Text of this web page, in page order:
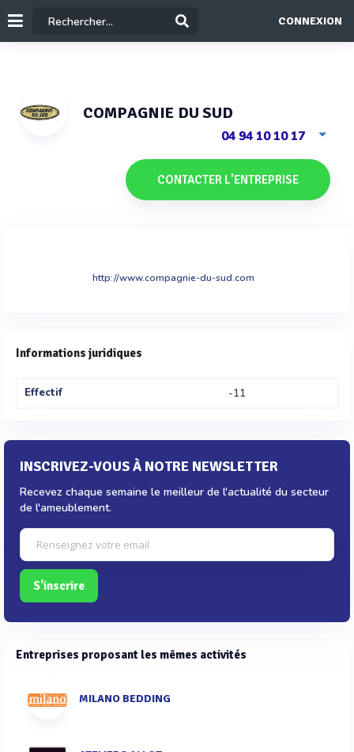
CONNEXION
COMPAGNIE DU SUD
04 94 10 10 17
CONTACTER L'ENTREPRISE
http://www.compagnie-du-sud.com
Informations juridiques
Effectif -11
INSCRIVEZ-VOUS À NOTRE NEWSLETTER
Recevez chaque semaine le meilleur de l'actualité du secteur
de l'ameublement.
S'inscrire
Entreprises proposant les mêmes activités
MILANO BEDDING